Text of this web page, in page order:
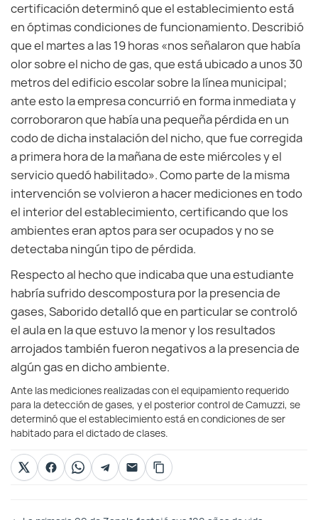
certificación determinó que el establecimiento está
en óptimas condiciones de funcionamiento. Describió
que el martes a las 19 horas «nos señalaron que había
olor sobre el nicho de gas, que está ubicado a unos 30
metros del edificio escolar sobre la línea municipal;
ante esto la empresa concurrió en forma inmediata y
corroboraron que había una pequeña pérdida en un
codo de dicha instalación del nicho, que fue corregida
a primera hora de la mañana de este miércoles y el
servicio quedó habilitado». Como parte de la misma
intervención se volvieron a hacer mediciones en todo
el interior del establecimiento, certificando que los
ambientes eran aptos para ser ocupados y no se
detectaba ningún tipo de pérdida.
Respecto al hecho que indicaba que una estudiante
habría sufrido descompostura por la presencia de
gases, Saborido detalló que en particular se controló
el aula en la que estuvo la menor y los resultados
arrojados también fueron negativos a la presencia de
algún gas en dicho ambiente.
Ante las mediciones realizadas con el equipamiento requerido
para la detección de gases, y el posterior control de Camuzzi, se
determinó que el establecimiento está en condiciones de ser
habitado para el dictado de clases.